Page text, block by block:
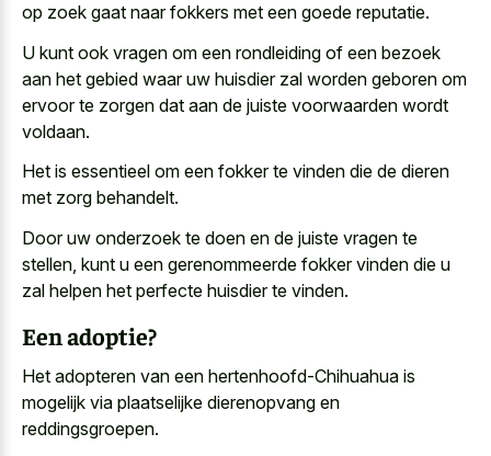
op zoek gaat naar fokkers met een goede reputatie.
U kunt ook vragen om een rondleiding of een bezoek
aan het gebied waar uw huisdier zal worden geboren om
ervoor te zorgen dat aan de juiste voorwaarden wordt
voldaan.
Het is essentieel om een fokker te vinden die de dieren
met zorg behandelt.
Door uw onderzoek te doen en de juiste vragen te
stellen, kunt u een gerenommeerde fokker vinden die u
zal helpen het perfecte huisdier te vinden.
Een adoptie?
Het adopteren van een hertenhoofd-Chihuahua is
mogelijk via plaatselijke dierenopvang en
reddingsgroepen.